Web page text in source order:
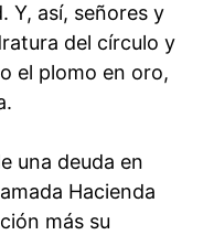
Y, así, señores y
del círculo y
el plomo en oro,
una deuda en
Hacienda
más su